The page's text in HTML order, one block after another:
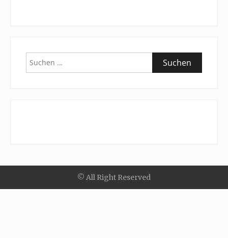
Suchen
nach:
© All Right Reserved